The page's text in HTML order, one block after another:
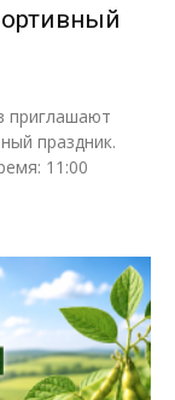
приглашают
праздник.
11:00